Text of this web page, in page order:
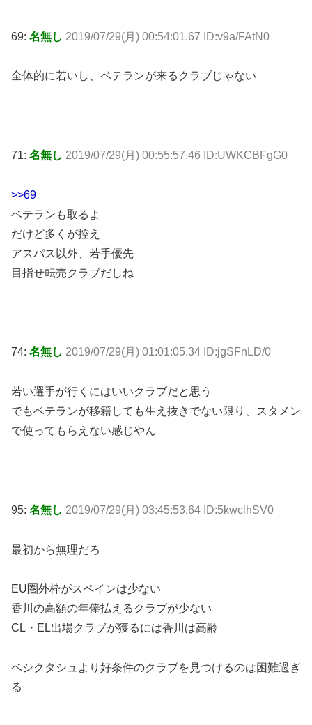
69: 名無し 2019/07/29(月) 00:54:01.67 ID:v9a/FAtN0
全体的に若いし、ベテランが来るクラブじゃない
71: 名無し 2019/07/29(月) 00:55:57.46 ID:UWKCBFgG0
>>69
ベテランも取るよ
だけど多くが控え
アスパス以外、若手優先
目指せ転売クラブだしね
74: 名無し 2019/07/29(月) 01:01:05.34 ID:jgSFnLD/0
若い選手が行くにはいいクラブだと思う
でもベテランが移籍しても生え抜きでない限り、スタメン
で使ってもらえない感じやん
95: 名無し 2019/07/29(月) 03:45:53.64 ID:5kwclhSV0
最初から無理だろ
EU圏外枠がスペインは少ない
香川の高額の年俸払えるクラブが少ない
CL・EL出場クラブが獲るには香川は高齢
ベシクタシュより好条件のクラブを見つけるのは困難過ぎ
る